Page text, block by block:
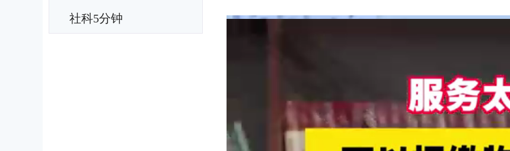
社科5分钟